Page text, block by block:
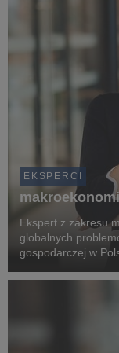
EKSPERCI
Ekspert z zakresu
globalnych
gospodarczej w